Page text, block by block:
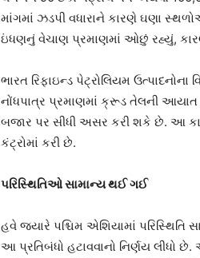
માંગમાં ઝડપી વધારાને કારણે ઘણા
ઇંધણનું વેચાણ પ્રમાણમાં ઓછું રહ્યું,
ભારત રિફાઇન્ડ પેટ્રોલિયમ
નોંધપાત્ર પ્રમાણમાં ક્રૂડ તેલની
બજાર પર સીધી અસર કરી શકે છે. આ
કંટ્રોમાં કરી છે.
પરિસ્થિતિઓ સામાન્ય થઈ ગઈ
હવે જ્યારે પશ્ચિમ એશિયામાં પરિસ્થિતિ
આ પ્રતિબંધો હટાવવાનો નિર્ણય